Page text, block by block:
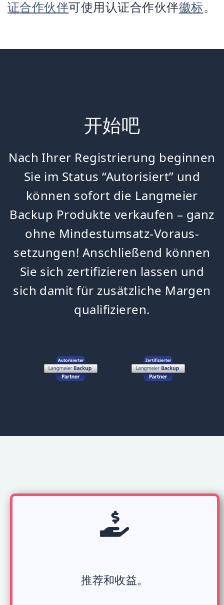
证合作伙伴可使用认证合作伙伴徽标。
开始吧
Nach Ihrer Registrierung beginnen
Sie im Status “Autorisiert” und
können sofort die Langmeier
Backup Produkte verkaufen – ganz
ohne Mindestumsatz-Voraus­
setzungen! Anschließend können
Sie sich zertifizieren lassen und
sich damit für zusätzliche Margen
qualifizieren.
推荐和收益。